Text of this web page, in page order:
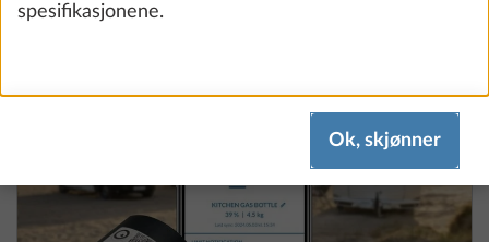
spesifikasjonene.
Ok, skjønner